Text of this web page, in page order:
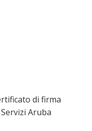
di firma
Aruba